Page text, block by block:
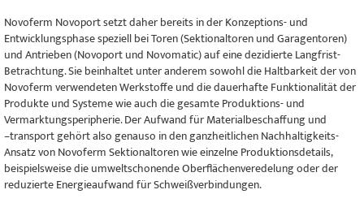
Novoferm Novoport setzt daher bereits in der Konzeptions- und
Entwicklungsphase speziell bei Toren (Sektionaltoren und Garagentoren)
und Antrieben (Novoport und Novomatic) auf eine dezidierte Langfrist-
Betrachtung. Sie beinhaltet unter anderem sowohl die Haltbarkeit der von
Novoferm verwendeten Werkstoffe und die dauerhafte Funktionalität der
Produkte und Systeme wie auch die gesamte Produktions- und
Vermarktungsperipherie. Der Aufwand für Materialbeschaffung und
–transport gehört also genauso in den ganzheitlichen Nachhaltigkeits-
Ansatz von Novoferm Sektionaltoren wie einzelne Produktionsdetails,
beispielsweise die umweltschonende Oberflächenveredelung oder der
reduzierte Energieaufwand für Schweißverbindungen.